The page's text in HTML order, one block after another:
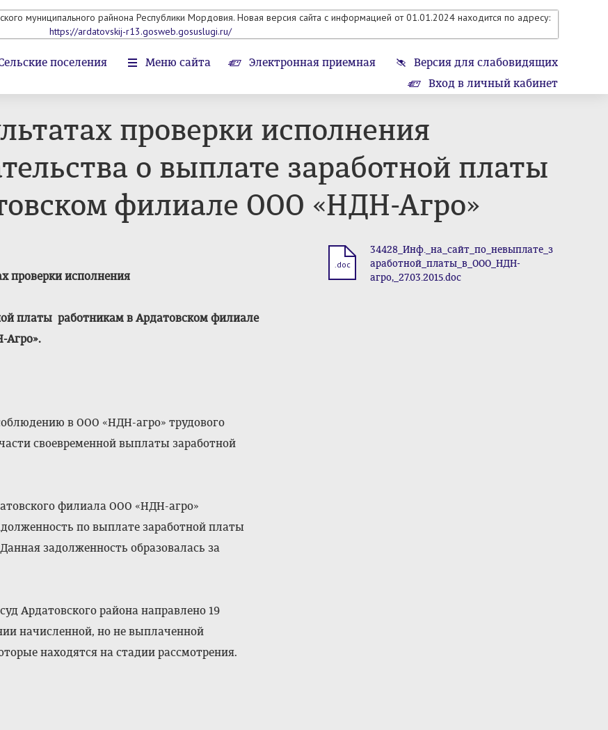
муниципального райнона Республики Мордовия. Новая версия сайта с информацией от 01.01.2024 находится по адресу:
https://ardatovskij-r13.gosweb.gosuslugi.ru/
поселения Меню сайта Электронная приемная
Версия для слабовидящих
Вход в личный кабинет
проверки исполнения
о выплате заработной платы
филиале ООО «НДН-Агро»
проверки исполнения
платы работникам в Ардатовском филиале
Агро».
в ООО «НДН-агро» трудового
своевременной выплаты заработной
филиала ООО «НДН-агро»
по выплате заработной платы
задолженность образовалась за
Ардатовского района направлено 19
начисленной, но не выплаченной
находятся на стадии рассмотрения.
.doc
34428_Инф._на_сайт_по_невыплате_з
аработной_платы_в_ООО_НДН-
агро,_27.03.2015.doc